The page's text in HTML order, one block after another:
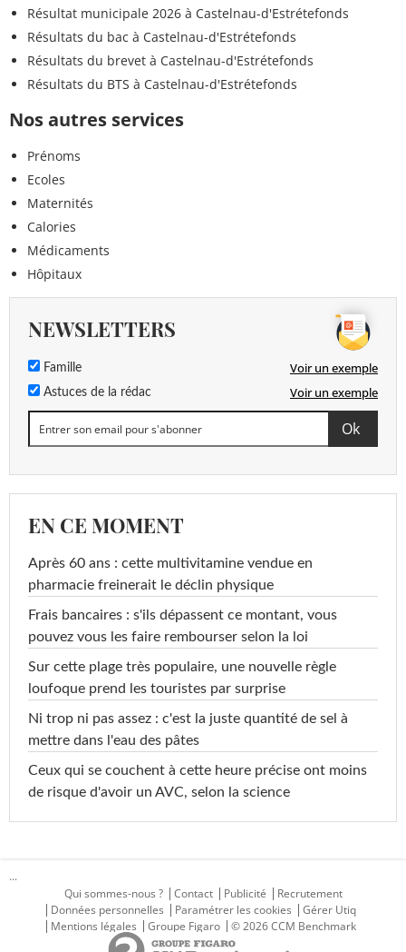
Résultat municipale 2026 à Castelnau-d'Estrétefonds
Résultats du bac à Castelnau-d'Estrétefonds
Résultats du brevet à Castelnau-d'Estrétefonds
Résultats du BTS à Castelnau-d'Estrétefonds
Nos autres services
Prénoms
Ecoles
Maternités
Calories
Médicaments
Hôpitaux
NEWSLETTERS
Famille Voir un exemple
Astuces de la rédac Voir un exemple
EN CE MOMENT
Après 60 ans : cette multivitamine vendue en
pharmacie freinerait le déclin physique
Frais bancaires : s'ils dépassent ce montant, vous
pouvez vous les faire rembourser selon la loi
Sur cette plage très populaire, une nouvelle règle
loufoque prend les touristes par surprise
Ni trop ni pas assez : c'est la juste quantité de sel à
mettre dans l'eau des pâtes
Ceux qui se couchent à cette heure précise ont moins
de risque d'avoir un AVC, selon la science
...
Qui sommes-nous ?
Contact Publicité
Recrutement
Données personnelles
Paramétrer les cookies
Gérer Utiq
Mentions légales
Groupe Figaro © 2026 CCM Benchmark